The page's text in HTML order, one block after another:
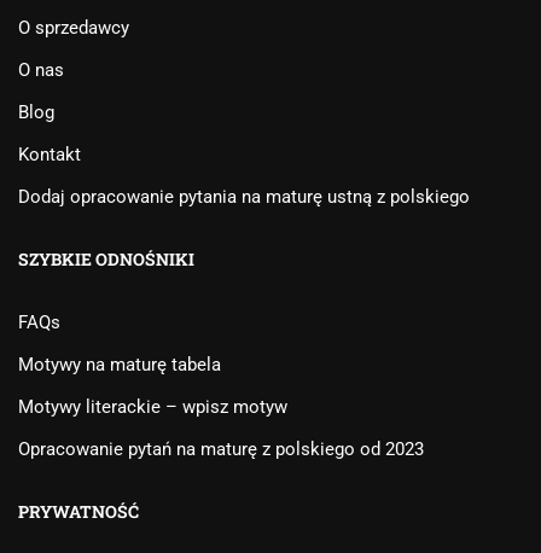
O sprzedawcy
O nas
Blog
Kontakt
Dodaj opracowanie pytania na maturę ustną z polskiego
SZYBKIE ODNOŚNIKI
FAQs
Motywy na maturę tabela
Motywy literackie – wpisz motyw
Opracowanie pytań na maturę z polskiego od 2023
PRYWATNOŚĆ